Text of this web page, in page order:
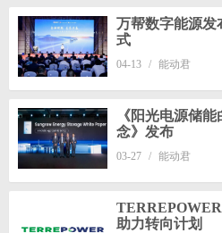
万帮数字能源发
式
04-13 / 能动君
《阳光电源储
念》发布
03-27 / 能动君
助力转向计划